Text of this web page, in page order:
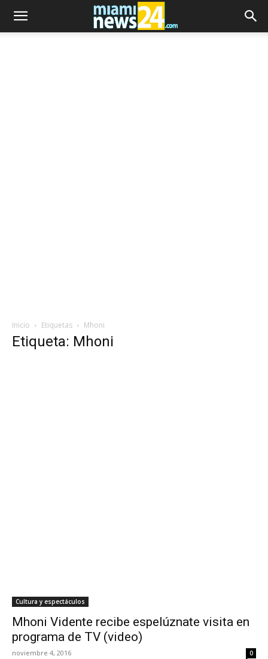
Inicio Etiquetas Mhoni
Etiqueta: Mhoni
Cultura y espectáculos
Mhoni Vidente recibe espelúznate visita en
programa de TV (video)
noviembre 4, 2016 0